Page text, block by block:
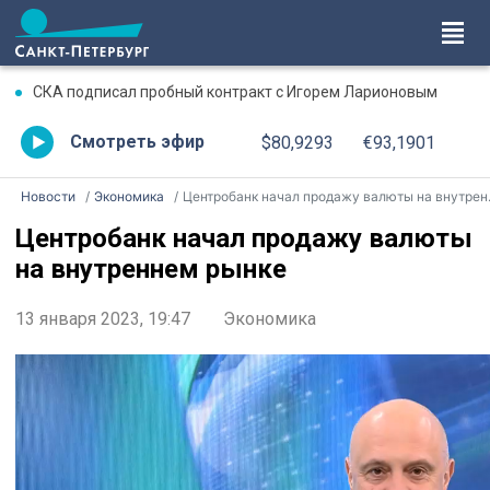
СКА подписал пробный контракт с Игорем Ларионовым
Смотреть эфир $80,9293 €93,1901
Новости Экономика Центробанк начал продажу валюты на внутреннем рынке
Центробанк начал продажу валюты
на внутреннем рынке
13 января 2023, 19:47 Экономика